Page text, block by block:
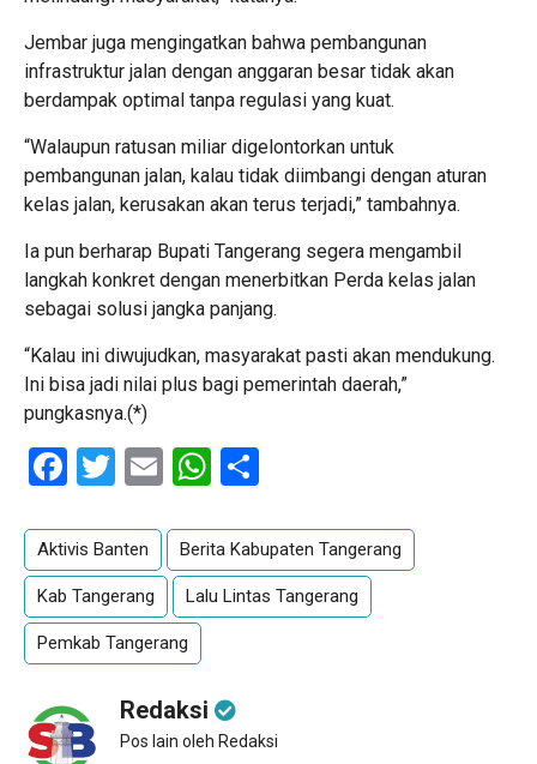
Jembar juga mengingatkan bahwa pembangunan
infrastruktur jalan dengan anggaran besar tidak akan
berdampak optimal tanpa regulasi yang kuat.
“Walaupun ratusan miliar digelontorkan untuk
pembangunan jalan, kalau tidak diimbangi dengan aturan
kelas jalan, kerusakan akan terus terjadi,” tambahnya.
Ia pun berharap Bupati Tangerang segera mengambil
langkah konkret dengan menerbitkan Perda kelas jalan
sebagai solusi jangka panjang.
“Kalau ini diwujudkan, masyarakat pasti akan mendukung.
Ini bisa jadi nilai plus bagi pemerintah daerah,”
pungkasnya.(*)
Facebook
Twitter
EmailWhatsApp
Aktivis Banten Berita Kabupaten Tangerang
Kab Tangerang Lalu Lintas Tangerang
Pemkab Tangerang
Redaksi
Pos lain oleh Redaksi